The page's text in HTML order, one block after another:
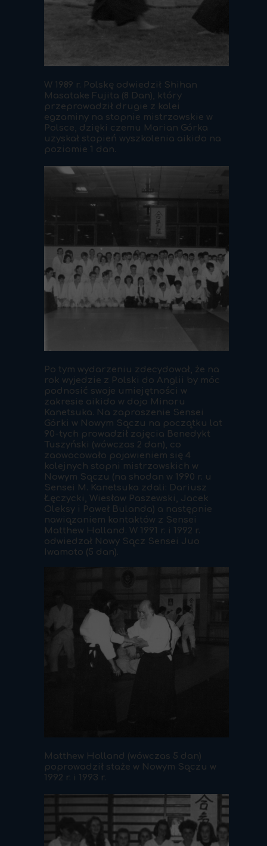
W 1989 r. Polskę odwiedził Shihan
Masatake Fujita (8 Dan), który
przeprowadził drugie z kolei
egzaminy na stopnie mistrzowskie w
Polsce, dzięki czemu Marian Górka
uzyskał stopień wyszkolenia aikido na
poziomie 1 dan.
Po tym wydarzeniu zdecydował, że na
rok wyjedzie z Polski do Anglii by móc
podnosić swoje umiejętności w
zakresie aikido w dojo Minoru
Kanetsuka. Na zaproszenie Sensei
Górki w Nowym Sączu na początku lat
90-tych prowadził zajęcia Benedykt
Tuszyński (wówczas 2 dan), co
zaowocowało pojawieniem się 4
kolejnych stopni mistrzowskich w
Nowym Sączu (na shodan w 1990 r. u
Sensei M. Kanetsuka zdali: Dariusz
Łęczycki, Wiesław Paszewski, Jacek
Oleksy i Paweł Bulanda) a następnie
nawiązaniem kontaktów z Sensei
Matthew Holland. W 1991 r. i 1992 r.
odwiedzał Nowy Sącz Sensei Juo
Iwamoto (5 dan).
Matthew Holland (wówczas 5 dan)
poprowadził staże w Nowym Sączu w
1992 r. i 1993 r.